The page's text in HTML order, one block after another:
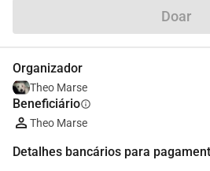
Doar
Organizador
Theo Marse
Beneficiárioinfo
Theo Marse
Detalhes bancários para